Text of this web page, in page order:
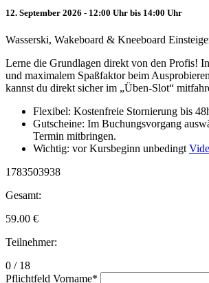
12. September 2026 - 12:00 Uhr bis 14:00 Uhr
Wasserski, Wakeboard & Kneeboard
Lerne die Grundlagen direkt von den Profis!
und maximalem Spaßfaktor beim
kannst du direkt sicher im „Üben-Slot“
Flexibel: Kostenfreie Stornierung bis
Gutscheine: Im Buchungsvorgang
Termin mitbringen.
Wichtig: vor Kursbeginn unbedingt
1783503938
Gesamt:
59.00 €
Teilnehmer:
0 / 18
Pflichtfeld Vorname*